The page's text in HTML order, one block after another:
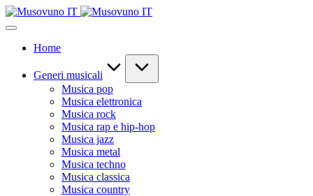
Skip
to
Home
Generi musicali
Musica pop
Musica elettronica
Musica rock
Musica rap e hip-hop
Musica jazz
Musica metal
Musica techno
Musica classica
Musica country